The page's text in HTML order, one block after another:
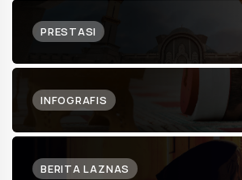
PRESTASI
INFOGRAFIS
BERITA LAZNAS